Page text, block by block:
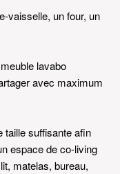
vaisselle, un four, un
lavabo
avec maximum
taille suffisante afin
espace de co-living
matelas, bureau,